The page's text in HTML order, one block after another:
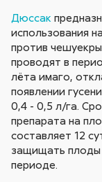
Дюссак
использования
против
проводят в
лёта имаго,
появлении
0,4 - 0,5 л/га.
препарата на
составляет 12
защищать плоды
периоде.